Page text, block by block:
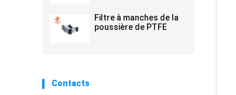
Filtre à manches de la
poussière de PTFE
Contacts